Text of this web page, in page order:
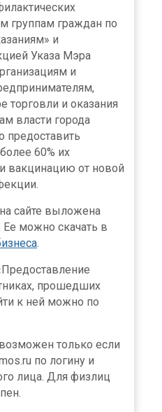
группам граждан по
и
Указа Мэра
и
и оказания
власти города
60% их
вакцинацию от новой
сайте выложена
можно скачать в
.
прошедших
к ней можно по
только если
по логину и
лица. Для физлиц